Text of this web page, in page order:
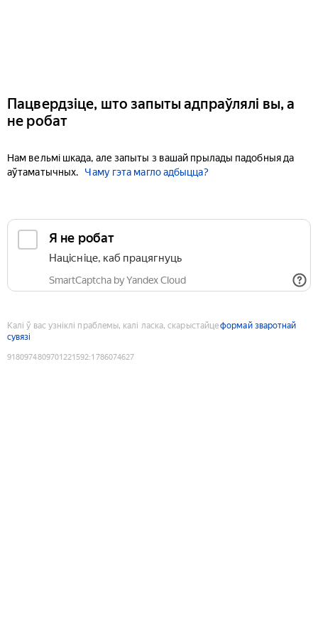
Пацвердзіце, што запыты адпраўлялі вы, а
не робат
Нам вельмі шкада, але запыты з вашай прылады падобныя да
аўтаматычных.
Чаму гэта магло адбыцца?
Я не робат
Націсніце, каб працягнуць
SmartCaptcha by Yandex Cloud
Калі ў вас узніклі праблемы, калі ласка, скарыстайцеформай зваротнай
сувязі
9180974809701221592:1786074627